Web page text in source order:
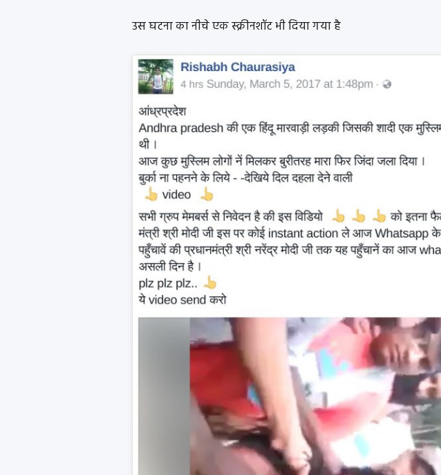
उस घटना का नीचे एक स्क्रीनशॉट भी दिया गया है